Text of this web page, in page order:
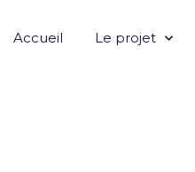
Accueil Le projet